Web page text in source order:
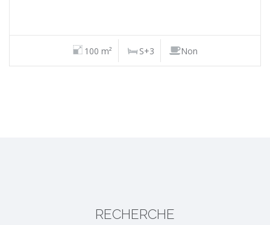
100 m² S+3 Non
RECHERCHE